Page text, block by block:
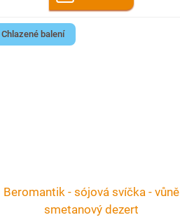
Chlazené balení
Beromantik - sójová svíčka - vůně
smetanový dezert